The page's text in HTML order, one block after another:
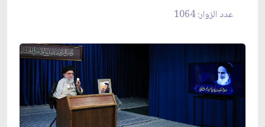
عدد الزوار: 1064